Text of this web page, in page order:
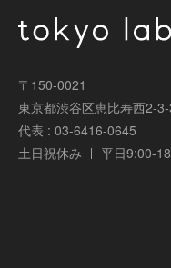
〒150-0021
東京都渋谷区恵比寿西2-
代表 : 03-6416-0645
土日祝休み
平日9:00-